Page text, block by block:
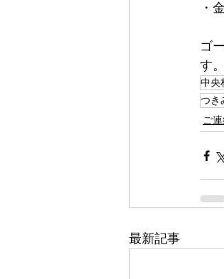
・
ゴ
す
中央
つき
ご
最新記事